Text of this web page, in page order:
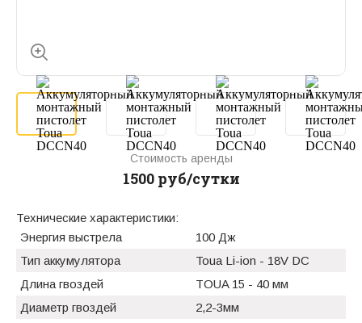
Стоимость аренды
1500 руб/сутки
Технические характеристики:
Энергия выстрела
100 Дж
Тип аккумулятора
Toua Li-ion - 18V DC
Длина гвоздей
TOUA 15 - 40 мм
Диаметр гвоздей
2,2-3мм